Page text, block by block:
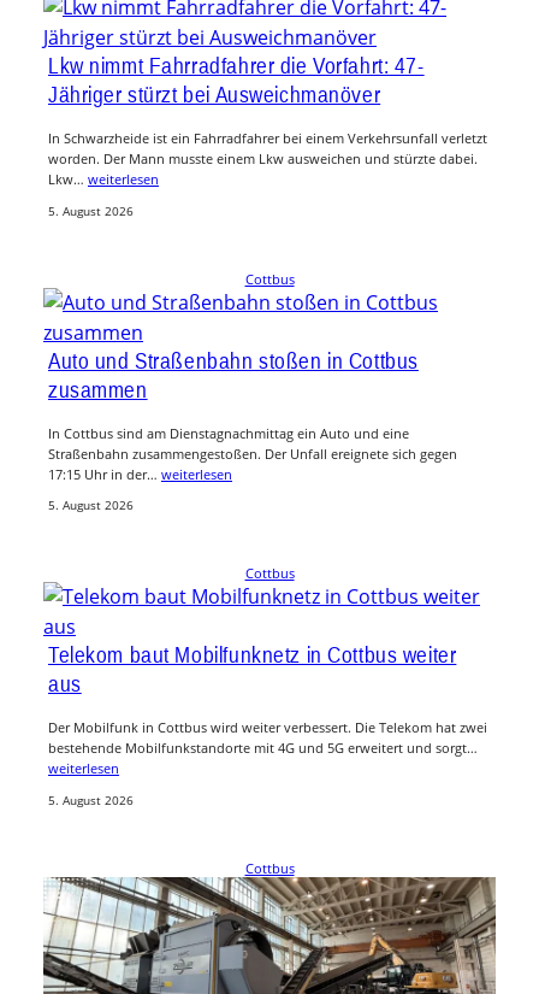
Lkw nimmt Fahrradfahrer die Vorfahrt: 47-
Jähriger stürzt bei Ausweichmanöver
In Schwarzheide ist ein Fahrradfahrer bei einem Verkehrsunfall verletzt
worden. Der Mann musste einem Lkw ausweichen und stürzte dabei.
Lkw… weiterlesen
5. August 2026
Cottbus
Auto und Straßenbahn stoßen in Cottbus
zusammen
In Cottbus sind am Dienstagnachmittag ein Auto und eine
Straßenbahn zusammengestoßen. Der Unfall ereignete sich gegen
17:15 Uhr in der… weiterlesen
5. August 2026
Cottbus
Telekom baut Mobilfunknetz in Cottbus weiter
aus
Der Mobilfunk in Cottbus wird weiter verbessert. Die Telekom hat zwei
bestehende Mobilfunkstandorte mit 4G und 5G erweitert und sorgt…
weiterlesen
5. August 2026
Cottbus
SERO Lausitz investiert 2 Millionen Euro in neue
Sortieranlage